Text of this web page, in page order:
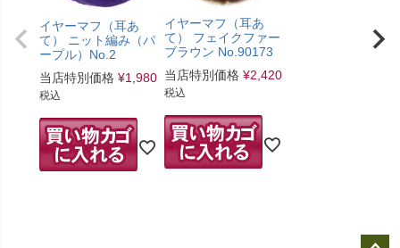
イヤーマフ（耳あ
て） ニット編み（パ
ープル）No.2
当店特別価格 ¥1,980
税込
イヤーマフ（耳あ
て） フェイクファー
ブラウン No.90173
当店特別価格 ¥2,420
税込